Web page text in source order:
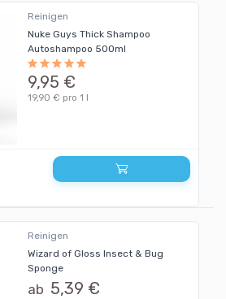
Reinigen
Nuke Guys Thick Shampoo
Autoshampoo 500ml
9,95 €
19,90 € pro 1 l
Reinigen
Wizard of Gloss Insect & Bug
Sponge
ab 5,39 €